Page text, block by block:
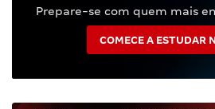
Prepare-se com quem mais
COMECE A ESTUDAR